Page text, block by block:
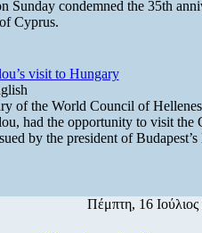
Sunday condemned the 35th
Cyprus.
visit to Hungary
of the World Council of
had the opportunity to visit
by the president of
Πέμπτη, 16